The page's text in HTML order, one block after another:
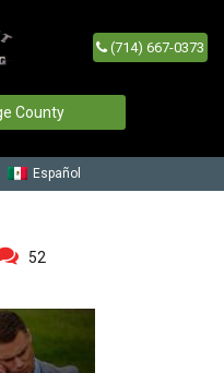
(714) 667-0373
County
Español
52